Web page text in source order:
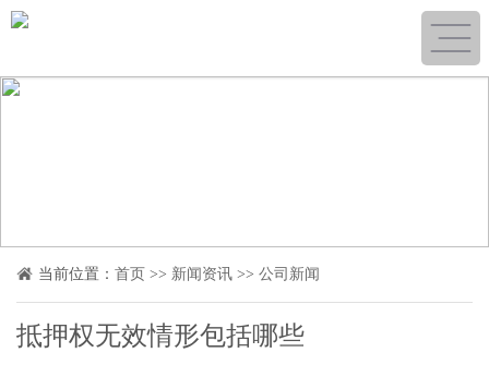
当前位置： 首页 >> 新闻资讯 >> 公司新闻
抵押权无效情形包括哪些